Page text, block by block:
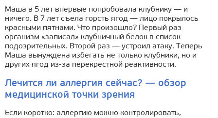
Маша в 5 лет впервые попробовала клубнику — и
ничего. В 7 лет съела горсть ягод — лицо покрылось
красными пятнами. Что произошло? Первый раз
организм «записал» клубничный белок в список
подозрительных. Второй раз — устроил атаку. Теперь
Маша вынуждена избегать не только клубники, но и
других ягод из-за перекрестной реактивности.
Лечится ли аллергия сейчас? — обзор
медицинской точки зрения
Если коротко: аллергию можно контролировать,